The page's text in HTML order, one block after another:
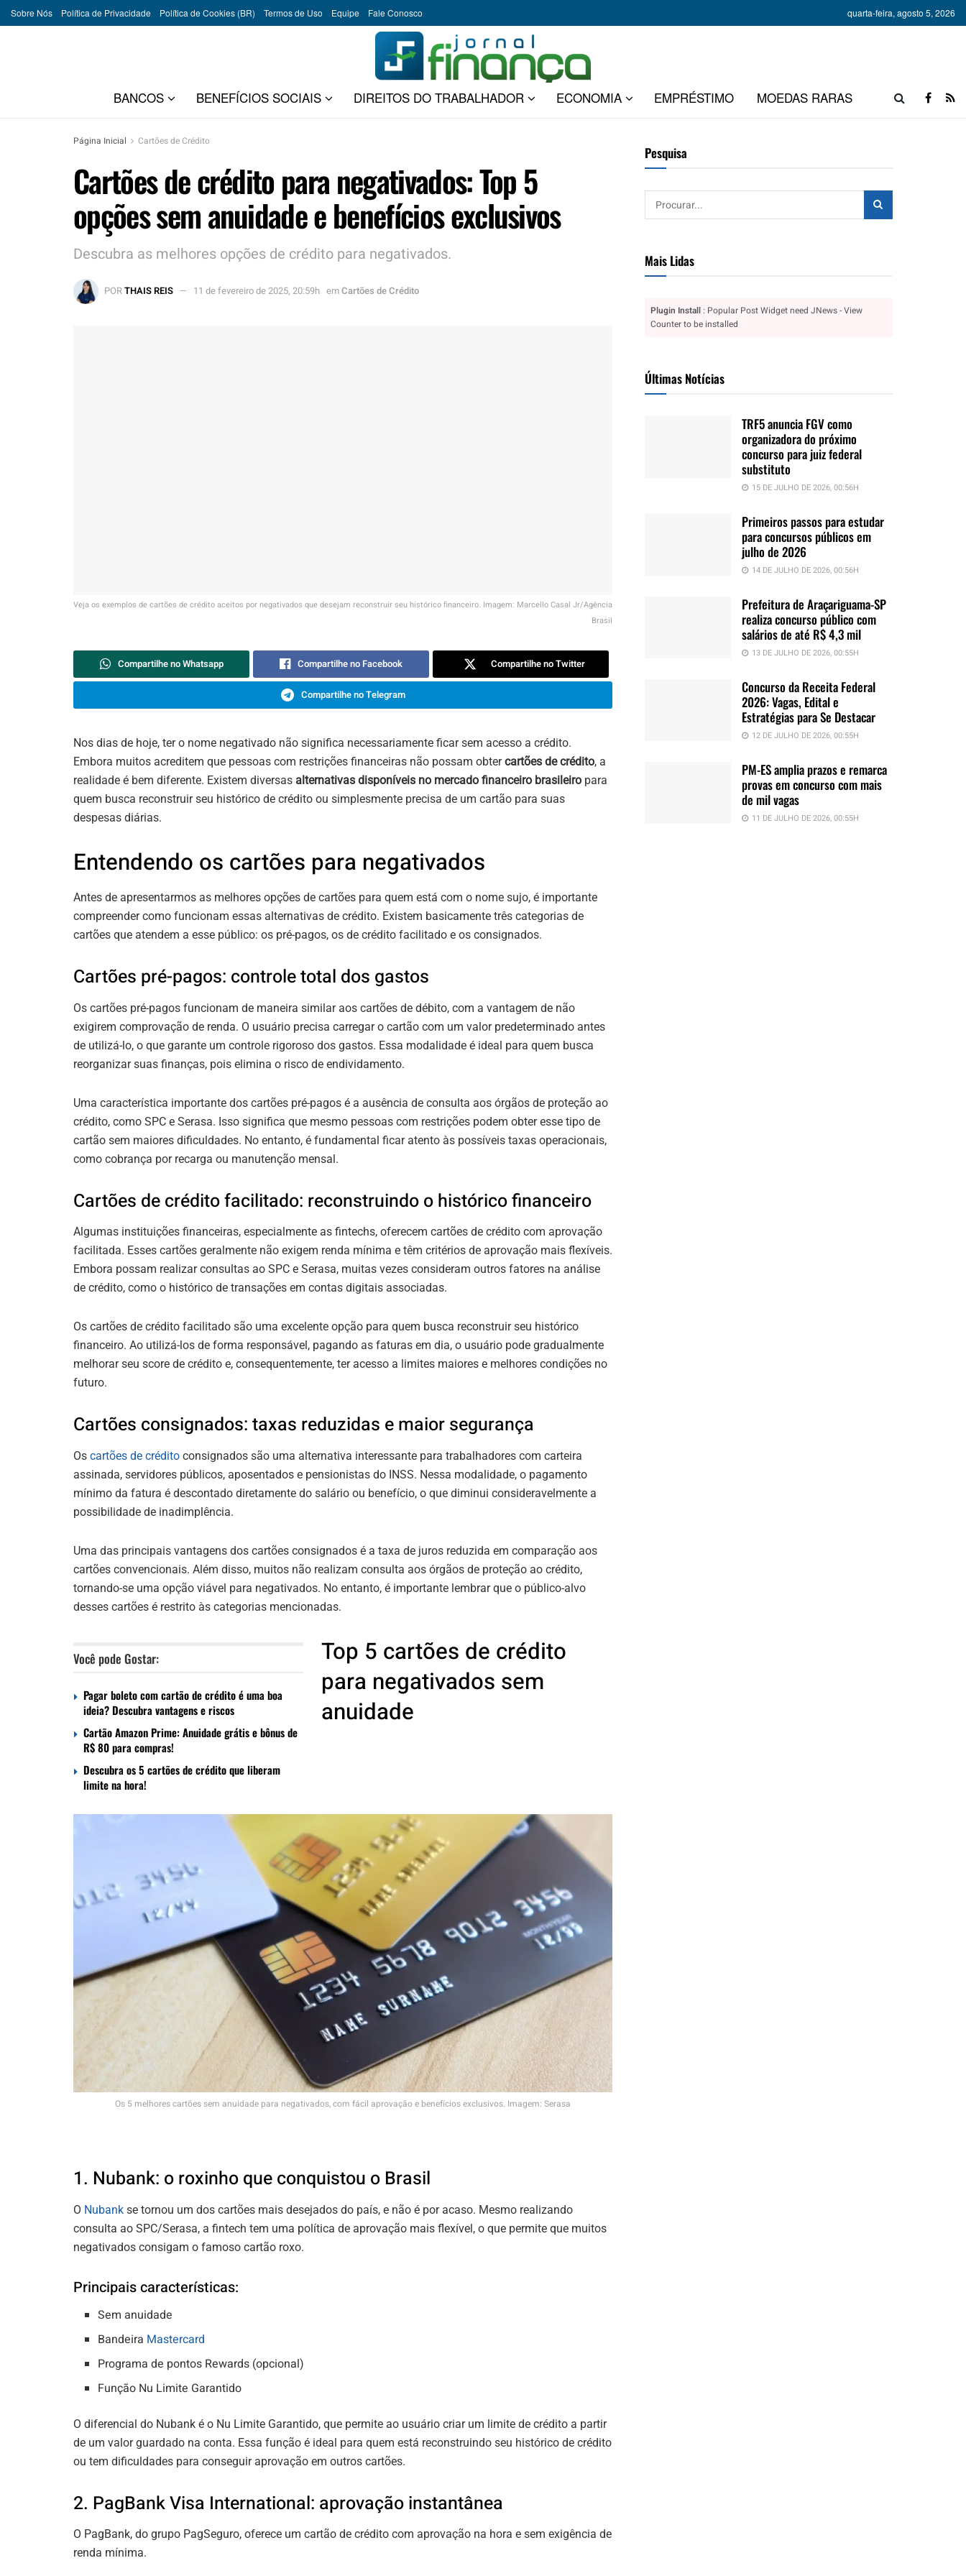
Sobre Nós Política de Privacidade Política de Cookies (BR) Termos de Uso Equipe Fale Conosco quarta-feira, agosto 5, 2026
BANCOS BENEFÍCIOS SOCIAIS DIREITOS DO TRABALHADOR ECONOMIA EMPRÉSTIMO MOEDAS RARAS
Página Inicial Cartões de Crédito
Cartões de crédito para negativados: Top 5
opções sem anuidade e benefícios exclusivos
Descubra as melhores opções de crédito para negativados.
PORTHAIS REIS 11 de fevereiro de 2025, 20:59h emCartões de Crédito
Veja os exemplos de cartões de crédito aceitos por negativados que desejam reconstruir seu histórico financeiro. Imagem: Marcello Casal Jr/Agência
Brasil
Compartilhe no Whatsapp Compartilhe no Facebook Compartilhe no Twitter
Compartilhe no Telegram
Nos dias de hoje, ter o nome negativado não significa necessariamente ficar sem acesso a crédito.
Embora muitos acreditem que pessoas com restrições financeiras não possam obtercartões de crédito, a
realidade é bem diferente. Existem diversas alternativas disponíveis no mercado financeiro brasileiro para
quem busca reconstruir seu histórico de crédito ou simplesmente precisa de um cartão para suas
despesas diárias.
Entendendo os cartões para negativados
Antes de apresentarmos as melhores opções de cartões para quem está com o nome sujo, é importante
compreender como funcionam essas alternativas de crédito. Existem basicamente três categorias de
cartões que atendem a esse público: os pré-pagos, os de crédito facilitado e os consignados.
Cartões pré-pagos: controle total dos gastos
Os cartões pré-pagos funcionam de maneira similar aos cartões de débito, com a vantagem de não
exigirem comprovação de renda. O usuário precisa carregar o cartão com um valor predeterminado antes
de utilizá-lo, o que garante um controle rigoroso dos gastos. Essa modalidade é ideal para quem busca
reorganizar suas finanças, pois elimina o risco de endividamento.
Uma característica importante dos cartões pré-pagos é a ausência de consulta aos órgãos de proteção ao
crédito, como SPC e Serasa. Isso significa que mesmo pessoas com restrições podem obter esse tipo de
cartão sem maiores dificuldades. No entanto, é fundamental ficar atento às possíveis taxas operacionais,
como cobrança por recarga ou manutenção mensal.
Cartões de crédito facilitado: reconstruindo o histórico financeiro
Algumas instituições financeiras, especialmente as fintechs, oferecem cartões de crédito com aprovação
facilitada. Esses cartões geralmente não exigem renda mínima e têm critérios de aprovação mais flexíveis.
Embora possam realizar consultas ao SPC e Serasa, muitas vezes consideram outros fatores na análise
de crédito, como o histórico de transações em contas digitais associadas.
Os cartões de crédito facilitado são uma excelente opção para quem busca reconstruir seu histórico
financeiro. Ao utilizá-los de forma responsável, pagando as faturas em dia, o usuário pode gradualmente
melhorar seu score de crédito e, consequentemente, ter acesso a limites maiores e melhores condições no
futuro.
Cartões consignados: taxas reduzidas e maior segurança
Os cartões de crédito consignados são uma alternativa interessante para trabalhadores com carteira
assinada, servidores públicos, aposentados e pensionistas do INSS. Nessa modalidade, o pagamento
mínimo da fatura é descontado diretamente do salário ou benefício, o que diminui consideravelmente a
possibilidade de inadimplência.
Uma das principais vantagens dos cartões consignados é a taxa de juros reduzida em comparação aos
cartões convencionais. Além disso, muitos não realizam consulta aos órgãos de proteção ao crédito,
tornando-se uma opção viável para negativados. No entanto, é importante lembrar que o público-alvo
desses cartões é restrito às categorias mencionadas.
Você pode Gostar:
Pagar boleto com cartão de crédito é uma boa
ideia? Descubra vantagens e riscos
Cartão Amazon Prime: Anuidade grátis e bônus de
R$ 80 para compras!
Descubra os 5 cartões de crédito que liberam
limite na hora!
Top 5 cartões de crédito
para negativados sem
anuidade
Os 5 melhores cartões sem anuidade para negativados, com fácil aprovação e benefícios exclusivos. Imagem: Serasa
1. Nubank: o roxinho que conquistou o Brasil
O Nubank se tornou um dos cartões mais desejados do país, e não é por acaso. Mesmo realizando
consulta ao SPC/Serasa, a fintech tem uma política de aprovação mais flexível, o que permite que muitos
negativados consigam o famoso cartão roxo.
Principais características:
Sem anuidade
Bandeira Mastercard
Programa de pontos Rewards (opcional)
Função Nu Limite Garantido
O diferencial do Nubank é o Nu Limite Garantido, que permite ao usuário criar um limite de crédito a partir
de um valor guardado na conta. Essa função é ideal para quem está reconstruindo seu histórico de crédito
ou tem dificuldades para conseguir aprovação em outros cartões.
2. PagBank Visa International: aprovação instantânea
O PagBank, do grupo PagSeguro, oferece um cartão de crédito com aprovação na hora e sem exigência de
renda mínima.
Pesquisa
Mais Lidas
Plugin Install : Popular Post Widget need JNews - View
Counter to be installed
Últimas Notícias
TRF5 anuncia FGV como
organizadora do próximo
concurso para juiz federal
substituto
15 DE JULHO DE 2026, 00:56H
Primeiros passos para estudar
para concursos públicos em
julho de 2026
14 DE JULHO DE 2026, 00:56H
Prefeitura de Araçariguama-SP
realiza concurso público com
salários de até R$ 4,3 mil
13 DE JULHO DE 2026, 00:55H
Concurso da Receita Federal
2026: Vagas, Edital e
Estratégias para Se Destacar
12 DE JULHO DE 2026, 00:55H
PM-ES amplia prazos e remarca
provas em concurso com mais
de mil vagas
11 DE JULHO DE 2026, 00:55H